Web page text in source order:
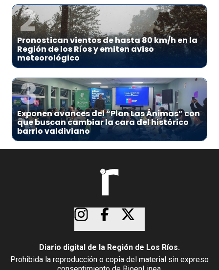
2
Pronostican vientos de hasta 80 km/h en la
Región de los Ríos y emiten aviso
meteorológico
3
Exponen avances del “Plan Las Ánimas” con
que buscan cambiar la cara del histórico
barrio valdiviano
Diario digital de la Región de Los Ríos.
Prohibida la reproducción o copia del material sin expreso